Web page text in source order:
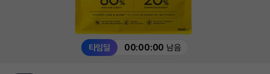
타임딜 00:00:00 남음